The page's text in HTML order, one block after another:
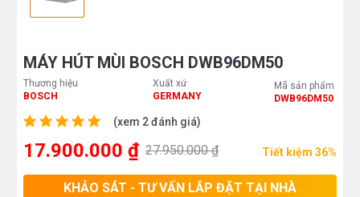
MÁY HÚT MÙI BOSCH DWB96DM50
Thương hiệu
BOSCH
Xuất xứ
GERMANY
Mã sản phẩm
DWB96DM50
(xem 2 đánh giá)
17.900.000 ₫ 27.950.000 ₫ Tiết kiệm 36%
KHẢO SÁT - TƯ VẤN LẮP ĐẶT TẠI NHÀ